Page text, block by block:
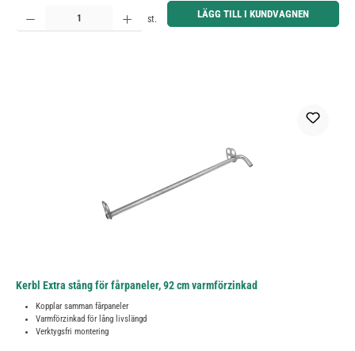
Produktkvantitet: Ange önskat belopp eller använd knapparna för att öka eller minska kvantiteten.
st. LÄGG TILL I KUNDVAGNEN
Kerbl Extra stång för fårpaneler, 92 cm varmförzinkad
Kopplar samman fårpaneler
Varmförzinkad för lång livslängd
Verktygsfri montering